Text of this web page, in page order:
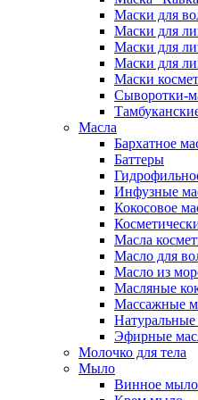
Маски для
Маски для
Маски для
Маски для
Маски
Сыворотки-
Масла
Бархатное
Баттеры
Инфузные
Кокосовое
Масла
Масло для
Масло из
Масляные
Массажные
Натуральные
Эфирные
Молочко для тела
Мыло
Винное мыло